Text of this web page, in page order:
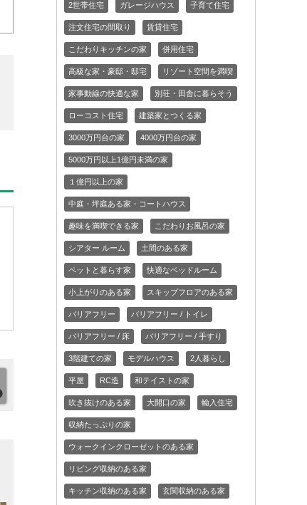
2世帯住宅 ガレージハウス 子育て住宅
注文住宅の間取り 賃貸住宅
こだわりキッチンの家 併用住宅
高級な家・豪邸・邸宅 リゾート空間を満喫
家事動線の快適な家 別荘・田舎に暮らそう
ローコスト住宅 建築家とつくる家
3000万円台の家 4000万円台の家
5000万円以上1億円未満の家
１億円以上の家
中庭・坪庭ある家・コートハウス
趣味を満喫できる家 こだわりお風呂の家
シアター ルーム 土間のある家
ペットと暮らす家 快適なベッドルーム
小上がりのある家 スキップフロアのある家
バリアフリー バリアフリー / トイレ
バリアフリー / 床 バリアフリー / 手すり
3階建ての家 モデルハウス 2人暮らし
平屋 RC造 和テイストの家
吹き抜けのある家 大開口の家 輸入住宅
収納たっぷりの家
ウォークインクローゼットのある家
リビング収納のある家
キッチン収納のある家 玄関収納のある家